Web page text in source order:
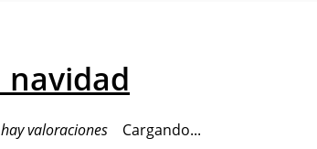
navidad
valoraciones
Cargando...